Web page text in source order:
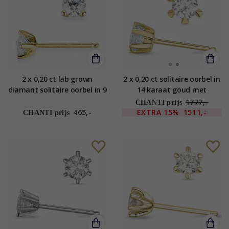
2 x 0,20 ct lab grown
diamant solitaire oorbel in 9
diamant
CHANTI prijs 465,-
2 x 0,20 ct solitaire oorbel in
14 karaat goud met
diamant
CHANTI prijs 1777,-
EXTRA 15% 1511,-